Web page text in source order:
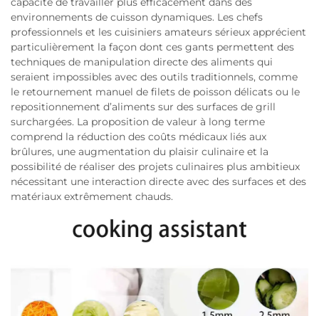
environnements de cuisson dynamiques. Les chefs
professionnels et les cuisiniers amateurs sérieux apprécient
particulièrement la façon dont ces gants permettent des
techniques de manipulation directe des aliments qui
seraient impossibles avec des outils traditionnels, comme
le retournement manuel de filets de poisson délicats ou le
repositionnement d’aliments sur des surfaces de grill
surchargées. La proposition de valeur à long terme
comprend la réduction des coûts médicaux liés aux
brûlures, une augmentation du plaisir culinaire et la
possibilité de réaliser des projets culinaires plus ambitieux
nécessitant une interaction directe avec des surfaces et des
matériaux extrêmement chauds.